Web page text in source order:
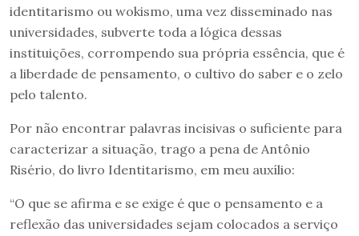
identitarismo ou wokismo, uma vez disseminado nas
universidades, subverte toda a lógica dessas
instituições, corrompendo sua própria essência, que é
a liberdade de pensamento, o cultivo do saber e o zelo
pelo talento.
Por não encontrar palavras incisivas o suficiente para
caracterizar a situação, trago a pena de Antônio
Risério, do livro Identitarismo, em meu auxílio:
“O que se afirma e se exige é que o pensamento e a
reflexão das universidades sejam colocados a serviço